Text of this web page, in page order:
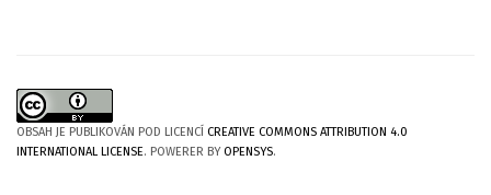
OBSAH JE PUBLIKOVÁN POD LICENCÍ CREATIVE COMMONS ATTRIBUTION 4.0
INTERNATIONAL LICENSE. POWERER BYOPENSYS.